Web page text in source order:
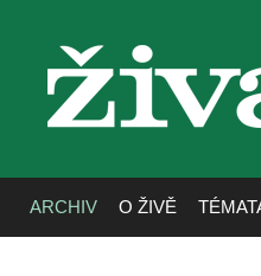
živa
ARCHIV O ŽIVĚ